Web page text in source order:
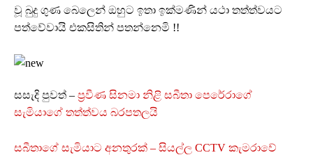
වූ බුදු ගුණ බෙලෙන් ඔහුට ඉතා ඉක්මණින් යථා තත්ත්වයට
පත්වේවායි එකසිතින් පතන්නෙමි !!
සසැදි පුවත් – ප්‍රවීණ සිනමා නිළි සබීතා පෙරේරාගේ
සැමියාගේ තත්ත්වය බරපතලයි
සබීතාගේ සැමියාට අනතුරක් – සියල්ල CCTV කැමරාවේ